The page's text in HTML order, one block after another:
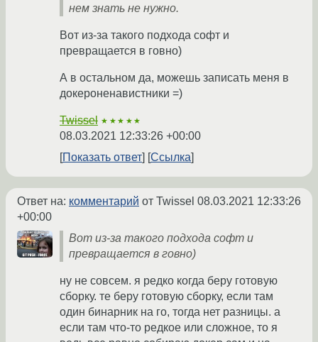
нем знать не нужно.
Вот из-за такого подхода софт и
превращается в говно)
А в остальном да, можешь записать меня в
докероненавистники =)
Twissel ★★★★★
08.03.2021 12:33:26 +00:00
Показать ответ
Ссылка
Ответ на: комментарий от Twissel 08.03.2021 12:33:26
+00:00
Вот из-за такого подхода софт и
превращается в говно)
ну не совсем. я редко когда беру готовую
сборку. те беру готовую сборку, если там
один бинарник на го, тогда нет разницы. а
если там что-то редкое или сложное, то я